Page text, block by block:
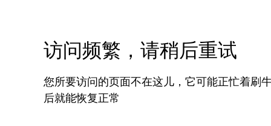
访问频繁，请稍后重试
您所要访问的页面不在这儿，它可能正忙着刷
后就能恢复正常